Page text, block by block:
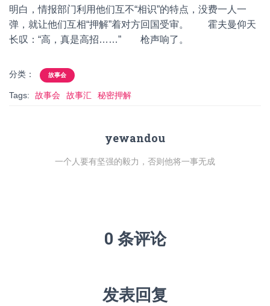
明白，情报部门利用他们互不“相识”的特点，没费一人一
弹，就让他们互相“押解”着对方回国受审。 霍夫曼仰天
长叹：“高，真是高招……” 枪声响了。
分类： 故事会
Tags: 故事会 故事汇 秘密押解
yewandou
一个人要有坚强的毅力，否则他将一事无成
0 条评论
发表回复